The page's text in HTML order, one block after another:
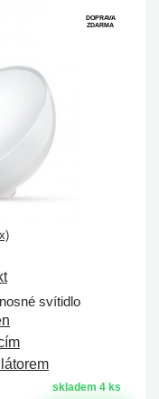
DOPRAVA
ZDARMA
svítidlo
skladem 4 ks